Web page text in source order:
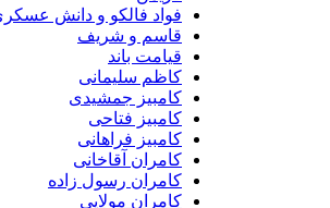
فواد فالکو و دانش عسکری
قاسم و شریف
قیامت باند
کاظم سلیمانی
کامبیز جمشیدی
کامبیز فتاحی
کامبیز فراهانی
کامران آقاخانی
کامران رسول زاده
کامران مولایی